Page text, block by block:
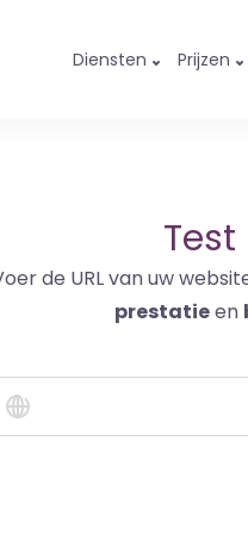
Diensten Prijzen
de URL van uw
prestatieen